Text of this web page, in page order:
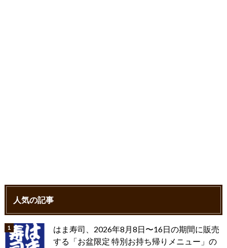
人気の記事
はま寿司、2026年8月8日〜16日の期間に販売
する「お盆限定 特別お持ち帰りメニュー」の